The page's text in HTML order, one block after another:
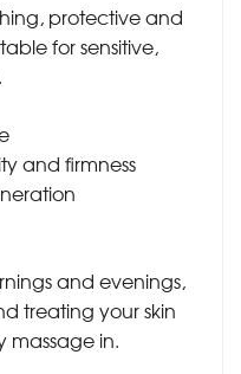
protective and
for sensitive,
and firmness
and evenings,
treating your skin
massage in.